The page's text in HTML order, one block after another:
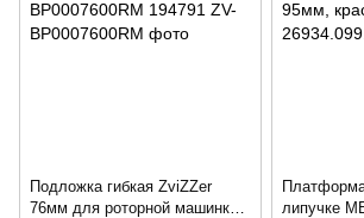
Подложка гибкая ZviZZer
76мм для роторной машинки
липучке